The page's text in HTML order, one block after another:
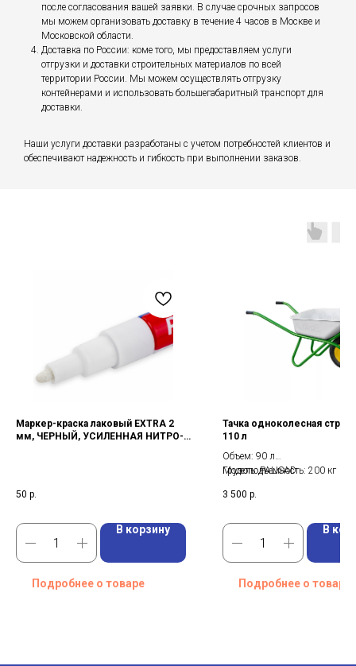
после согласования вашей заявки. В случае срочных запросов
мы можем организовать доставку в течение 4 часов в Москве и
Московской области.
Доставка по России: коме того, мы предоставляем услуги
отгрузки и доставки строительных материалов по всей
территории России. Мы можем осуществлять отгрузку
контейнерами и использовать большегабаритный транспорт для
доставки.
Наши услуги доставки разработаны с учетом потребностей клиентов и
обеспечивают надежность и гибкость при выполнении заказов.
Маркер-краска лаковый EXTRA 2
мм, ЧЕРНЫЙ, УСИЛЕННАЯ НИТРО-
50 р.
В корзину
Подробнее о товаре
Тачка одноколесная
110 л
Объем: 90 л
Грузоподъемность: 200 кг
Модель: PALISAD
3 500 р.
В
Подробнее о товаре